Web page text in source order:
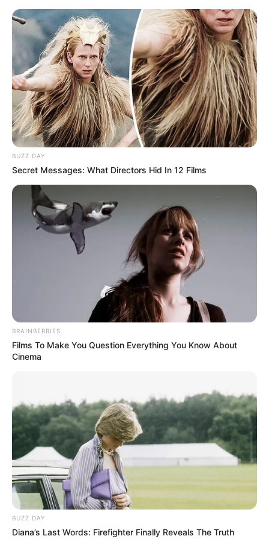
Baumwipfelpfad Steigerwald
Kreis Bamberg Steigerwald Hotels
Morgen ist Hohes Friedensfest (in Augsburg ein
Feiertag): Sonnabend, den 08.08.2026
1.150 Meter lang ist der hölzerne Pfad, der allmählich auf
eine Höhe von 42 Metern bis über die Gipfel des
Buchenmischwaldes führt. Sein Hauptbestandteil ist der
über spiralen erreichbare Aussichtsbereich, von dem ein
BUZZ DAY
Secret Messages: What Directors Hid In 12 Films
BRAINBERRIES
Films To Make You Question Everything You Know About
Cinema
BUZZ DAY
Diana’s Last Words: Firefighter Finally Reveals The Truth